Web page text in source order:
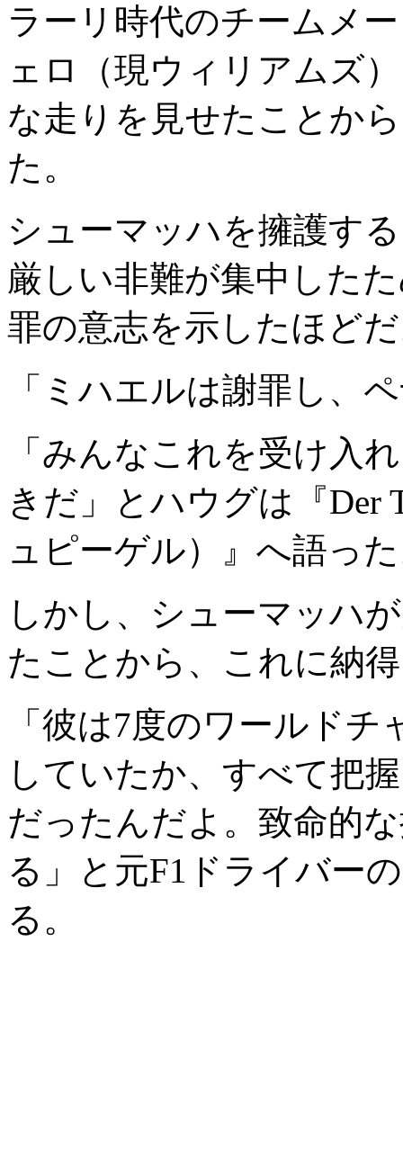
ラーリ時代のチームメ
ェロ（現ウィリアムズ
な走りを見せたことか
た。
シューマッハを擁護す
厳しい非難が集中した
罪の意志を示したほど
「ミハエルは謝罪し、
「みんなこれを受け入
きだ」とハウグは『Der
ュピーゲル）』へ語っ
しかし、シューマッハ
たことから、これに納
「彼は7度のワールド
していたか、すべて把
だったんだよ。致命的
る」と元F1ドライバー
る。